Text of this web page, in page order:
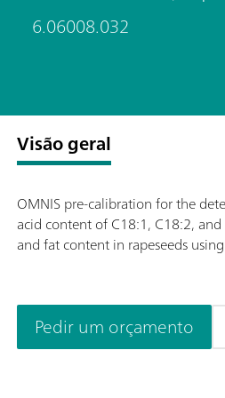
6.06008.032
Visão geral
OMNIS pre‑calibration for the
acid content of C18:1, C18:2,
and fat content in rapeseeds
Pedir um orçamento